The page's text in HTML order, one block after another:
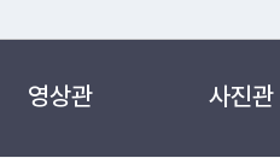
영상관 사진관